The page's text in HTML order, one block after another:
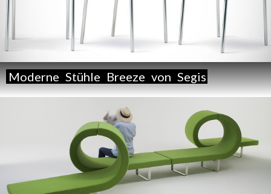
Moderne Stühle Breeze von Segis